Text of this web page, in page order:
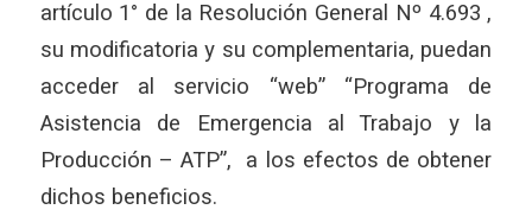
artículo 1° de la Resolución General Nº 4.693 ,
su modificatoria y su complementaria, puedan
acceder al servicio “web” “Programa de
Asistencia de Emergencia al Trabajo y la
Producción – ATP”, a los efectos de obtener
dichos beneficios.